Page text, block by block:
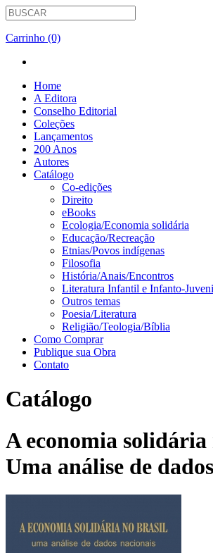
Carrinho (0)
Home
A Editora
Conselho Editorial
Coleções
Lançamentos
200 Anos
Autores
Catálogo
Co-edições
Direito
eBooks
Ecologia/Economia solidária
Educação/Recreação
Etnias/Povos indígenas
Filosofia
História/Anais/Encontros
Literatura Infantil e Infanto-
Outros temas
Poesia/Literatura
Religião/Teologia/Bíblia
Como Comprar
Publique sua Obra
Contato
Catálogo
A economia
Uma análise de